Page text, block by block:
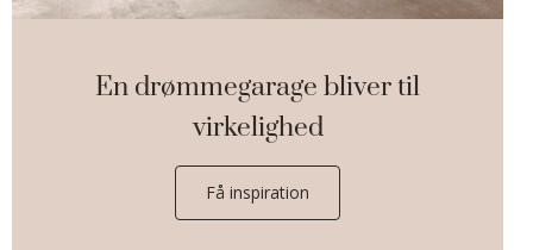
En drømmegarage bliver til
virkelighed
Få inspiration